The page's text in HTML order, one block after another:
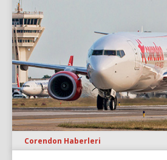
Corendon Haberleri